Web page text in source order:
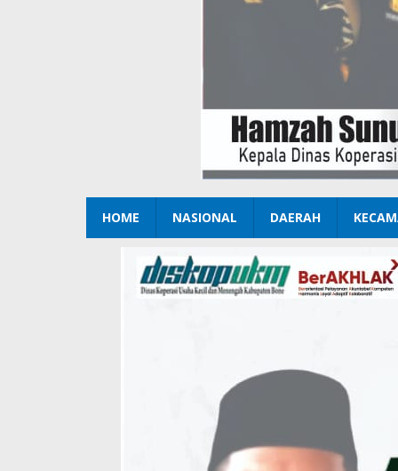
HOME NASIONAL DAERAH